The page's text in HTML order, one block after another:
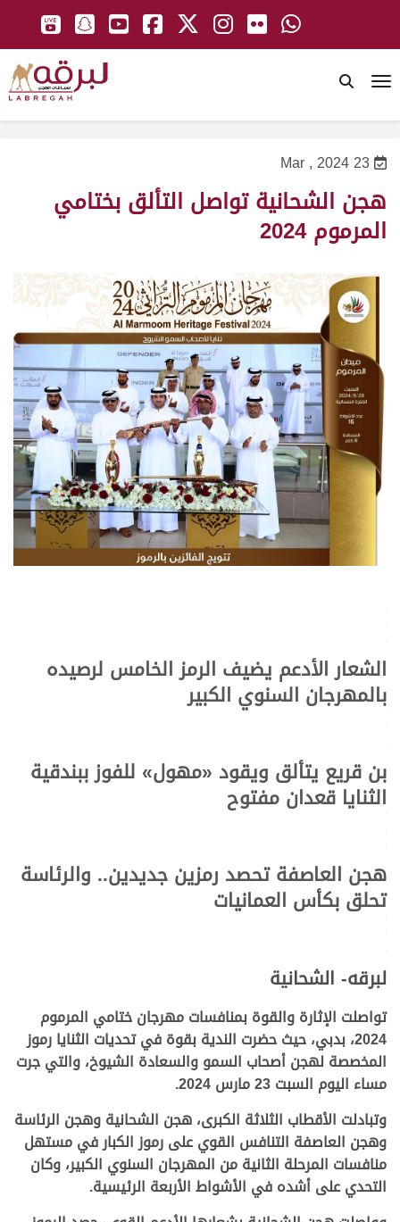
23 Mar , 2024
هجن الشحانية تواصل التألق بختامي
المرموم 2024
.
.
.
الشعار الأدعم يضيف الرمز الخامس لرصيده
بالمهرجان السنوي الكبير
بن قريع يتألق ويقود «مهول» للفوز ببندقية
الثنايا قعدان مفتوح.
.
.
هجن العاصفة تحصد رمزين جديدين.. والرئاسة
تحلق بكأس العمانيات.
.
.
لبرقه- الشحانية
تواصلت الإثارة والقوة بمنافسات مهرجان ختامي المرموم
2024، بدبي، حيث حضرت الندية بقوة في تحديات الثنايا رموز
المخصصة لهجن أصحاب السمو والسعادة الشيوخ، والتي جرت
مساء اليوم السبت 23 مارس 2024.
وتبادلت الأقطاب الثلاثة الكبرى، هجن الشحانية وهجن الرئاسة
وهجن العاصفة التنافس القوي على رموز الكبار في مستهل
منافسات المرحلة الثانية من المهرجان السنوي الكبير، وكان
التحدي على أشده في الأشواط الأربعة الرئيسية.